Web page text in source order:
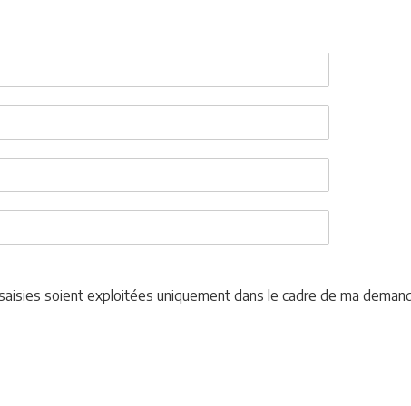
soient exploitées uniquement dans le cadre de ma